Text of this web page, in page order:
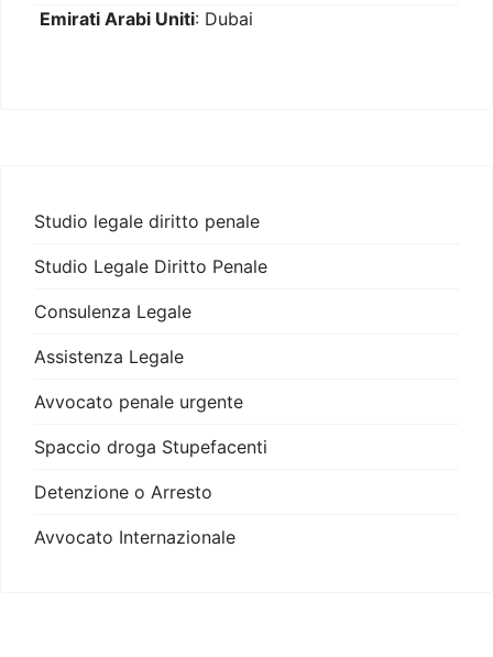
Emirati Arabi Uniti: Dubai
Studio legale diritto penale
Studio Legale Diritto Penale
Consulenza Legale
Assistenza Legale
Avvocato penale urgente
Spaccio droga Stupefacenti
Detenzione o Arresto
Avvocato Internazionale